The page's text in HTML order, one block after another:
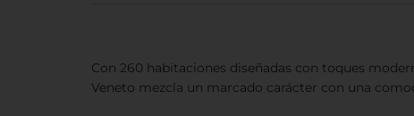
Con 260 habitaciones diseñadas con toques
Veneto mezcla un marcado carácter con una